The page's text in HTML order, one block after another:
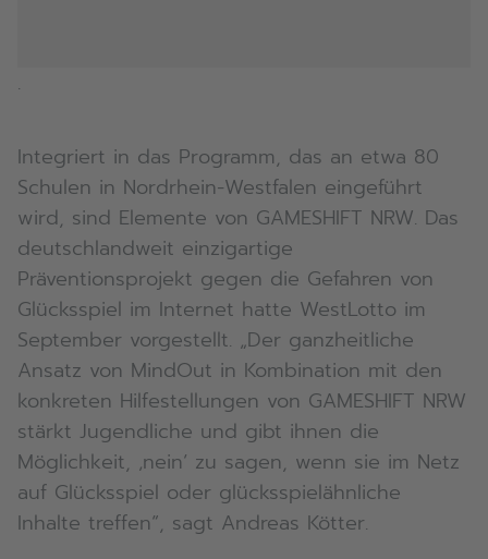
.
Integriert in das Programm, das an etwa 80
Schulen in Nordrhein-Westfalen eingeführt
wird, sind Elemente von GAMESHIFT NRW. Das
deutschlandweit einzigartige
Präventionsprojekt gegen die Gefahren von
Glücksspiel im Internet hatte WestLotto im
September vorgestellt. „Der ganzheitliche
Ansatz von MindOut in Kombination mit den
konkreten Hilfestellungen von GAMESHIFT NRW
stärkt Jugendliche und gibt ihnen die
Möglichkeit, ‚nein‘ zu sagen, wenn sie im Netz
auf Glücksspiel oder glücksspielähnliche
Inhalte treffen“, sagt Andreas Kötter.